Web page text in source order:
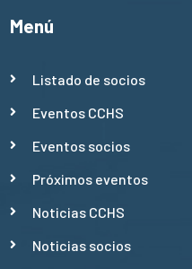
Menú
Listado de socios
Eventos CCHS
Eventos socios
Próximos eventos
Noticias CCHS
Noticias socios